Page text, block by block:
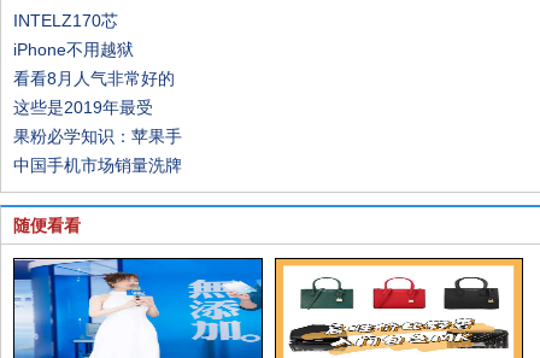
INTELZ170芯
iPhone不用越狱
看看8月人气非常好的
这些是2019年最受
果粉必学知识：苹果手
中国手机市场销量洗牌
随便看看